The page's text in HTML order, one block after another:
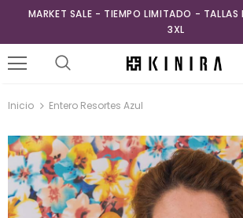
MARKET SALE - TIEMPO LIMITADO - TALLAS
3XL
Inicio Entero Resortes Azul